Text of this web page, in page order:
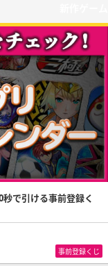
で引ける事前登録く
事前登録くじ